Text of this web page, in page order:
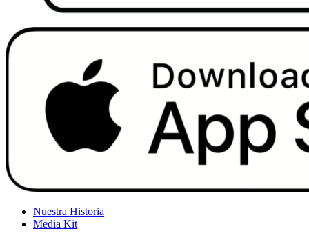
Nuestra Historia
Media Kit